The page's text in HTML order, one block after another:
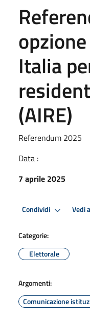
Italia
(AIRE)
Referendum 2025
Data :
7 aprile 2025
Condividi Vedi
Categorie:
Elettorale
Argomenti:
Comunicazione